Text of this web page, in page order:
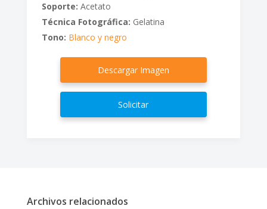
Soporte: Acetato
Técnica Fotográfica: Gelatina
Tono: Blanco y negro
Descargar Imagen
Solicitar
Archivos relacionados